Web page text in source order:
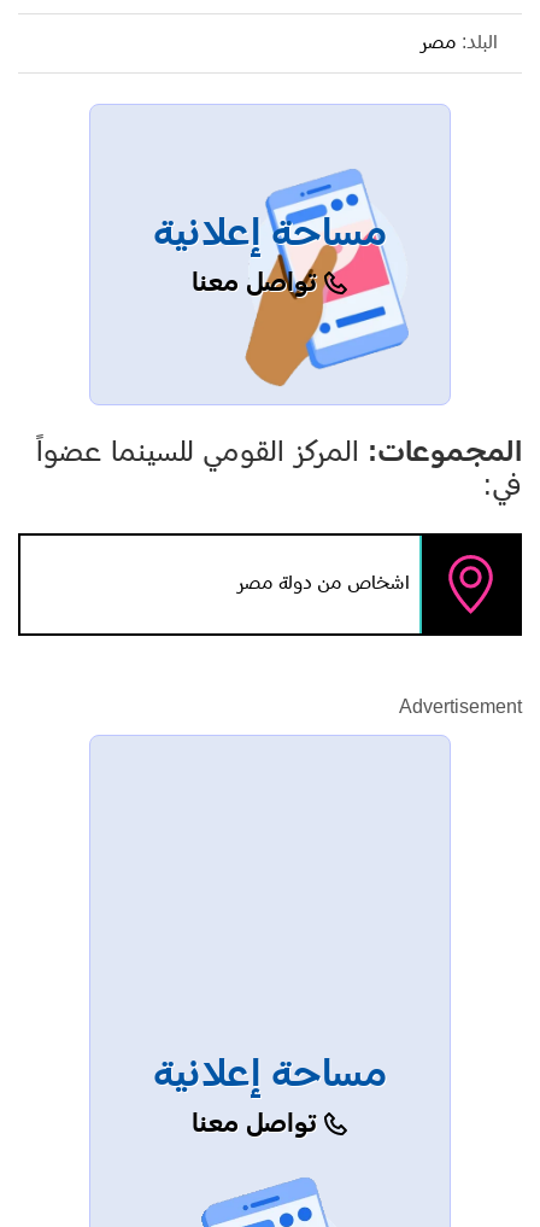
البلد: مصر
مساحة إعلانية
تواصل معنا
المجموعات: المركز القومي للسينما عضواً
في:
اشخاص من دولة مصر
Advertisement
مساحة إعلانية
تواصل معنا